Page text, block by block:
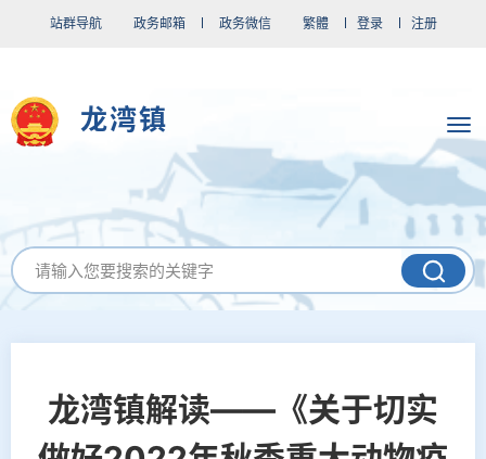
站群导航 政务邮箱 政务微信 繁體 登录 注册
龙湾镇
龙湾镇解读——《关于切实